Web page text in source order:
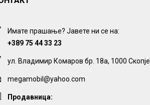
Имате прашање? Јавете ни се на:
+389 75 44 33 23
ул. Владимир Комаров бр. 18а, 1000 Скопје
megamobil@yahoo.com
Продавница: